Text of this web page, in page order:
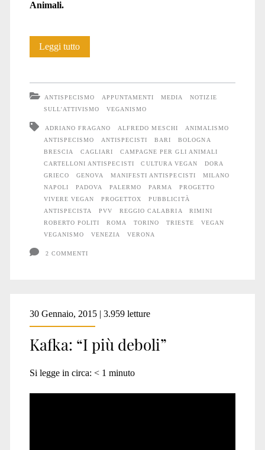
Animali.
Leggi tuttoLa
al
secondo”
in
tutta
Italia
ANTISPECISMO APPUNTAMENTI MEDIA
NOTIZIE
SULL'ATTIVISMO
VEGANISMO
ADRIANO FRAGANO ALFREDO MESCHI
ANIMALISMO
ANTISPECISMO
ANTISPECISTI BARI
BOLOGNA
BRESCIA
CAGLIARI
CAMPAGNE PER GLI ANIMALI
CARTELLONI ANTISPECISTI
CULTURA VEGAN
DORA
GRIECO
GENOVA MANIFESTI ANTISPECISTI
MILANO
NAPOLI
PADOVA PALERMO PARMA
PROGETTO
VIVERE VEGAN
PROGETTOX
PUBBLICITÀ
ANTISPECISTA
PVV REGGIO CALABRIA
RIMINI
ROBERTO POLITI
ROMA TORINO TRIESTE
VEGAN
VEGANISMO
VENEZIA VERONA
2 COMMENTI
30 Gennaio, 2015 | 3.959 letture
Kafka: “I più deboli”
Si legge in circa: < 1 minuto